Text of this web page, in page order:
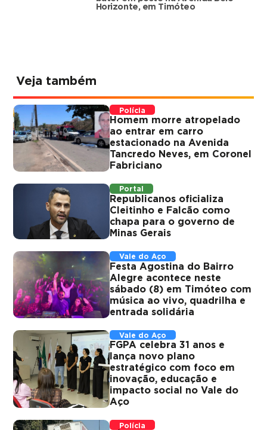
Horizonte, em Timóteo
Veja também
Polícia
Homem morre atropelado
ao entrar em carro
estacionado na Avenida
Tancredo Neves, em Coronel
Fabriciano
Portal
Republicanos oficializa
Cleitinho e Falcão como
chapa para o governo de
Minas Gerais
Vale do Aço
Festa Agostina do Bairro
Alegre acontece neste
sábado (8) em Timóteo com
música ao vivo, quadrilha e
entrada solidária
Vale do Aço
FGPA celebra 31 anos e
lança novo plano
estratégico com foco em
inovação, educação e
impacto social no Vale do
Aço
Polícia